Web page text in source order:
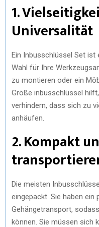
1.
Universalität
Ein Inbusschlüssel Set ist
Wahl für Ihre
zu montieren oder ein
Größe inbusschlüssel
verhindern, dass sich zu
anhäufen.
2. Kompakt
Die meisten
eingepackt. Sie haben
Gehängetransport,
können. Sie müssen sich